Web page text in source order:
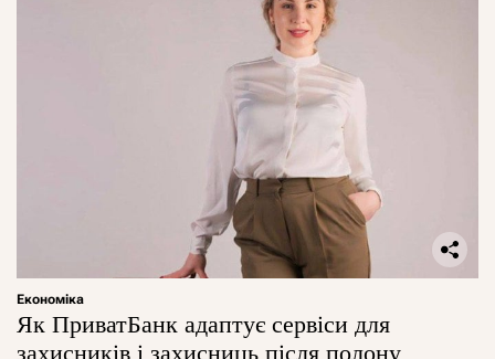
Економіка
Як ПриватБанк адаптує сервіси для
захисників і захисниць після полону